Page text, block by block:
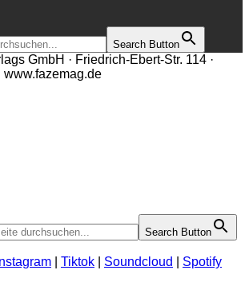
Search Button
GmbH · Friedrich-Ebert-Str. 114 ·
www.fazemag.de
Search Button
Instagram Tiktok Soundcloud Spotify